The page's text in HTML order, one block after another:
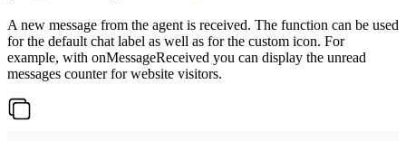
A new message from the agent is received. The function can be used
for the default chat label as well as for the custom icon. For
example, with onMessageReceived you can display the unread
messages counter for website visitors.